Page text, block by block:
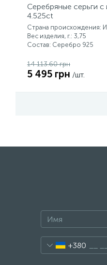
Серебряные серьги с
4.525ct
Страна происхождения:
Вес изделия, г.: 3,75
Состав: Серебро 925
14 113.60 грн
5 495 грн /шт.
+380